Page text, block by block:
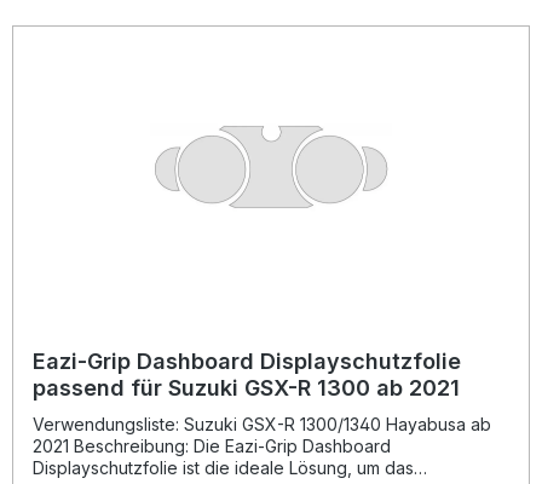
Fahrer, die Wert auf langlebigen Schutz und ein gepflegtes
Ablesbarkeit des Displays Schützt zuverlässig vor Staub,
Schmutz und Fingerabdrücken Lieferumfang: Eazi-Grip
Dashboard Displayschutzfolie Detaillierte Montageanleitung
Eazi-Grip Dashboard Displayschutzfolie
passend für Suzuki GSX-R 1300 ab 2021
Verwendungsliste: Suzuki GSX-R 1300/1340 Hayabusa ab
2021 Beschreibung: Die Eazi-Grip Dashboard
Displayschutzfolie ist die ideale Lösung, um das